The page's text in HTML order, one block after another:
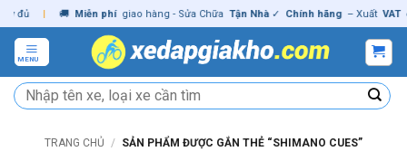
Skip
to
content
| 🚚 Miễn phí giao hàng - Sửa Chữa Tận Nhà ✓ Chính hãng – Xuất VAT đầy
MENU
Tìm
kiếm:
TRANG CHỦ / SẢN PHẨM ĐƯỢC GẮN THẺ “SHIMANO CUES”